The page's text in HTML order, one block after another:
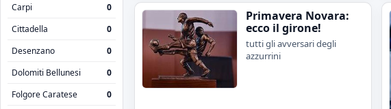
Carpi
0
Cittadella
0
Desenzano
0
Dolomiti Bellunesi
0
Folgore Caratese
0
Primavera Novara:
ecco il girone!
tutti gli avversari degli
azzurrini